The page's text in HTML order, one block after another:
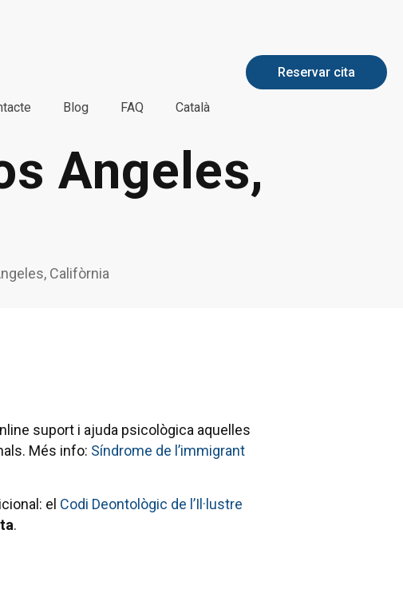
Blog FAQ Català
Reservar cita
Angeles,
Califòrnia
suport i ajuda psicològica aquelles
Més info: Síndrome de l’immigrant
el Codi Deontològic de l’Il·lustre
.